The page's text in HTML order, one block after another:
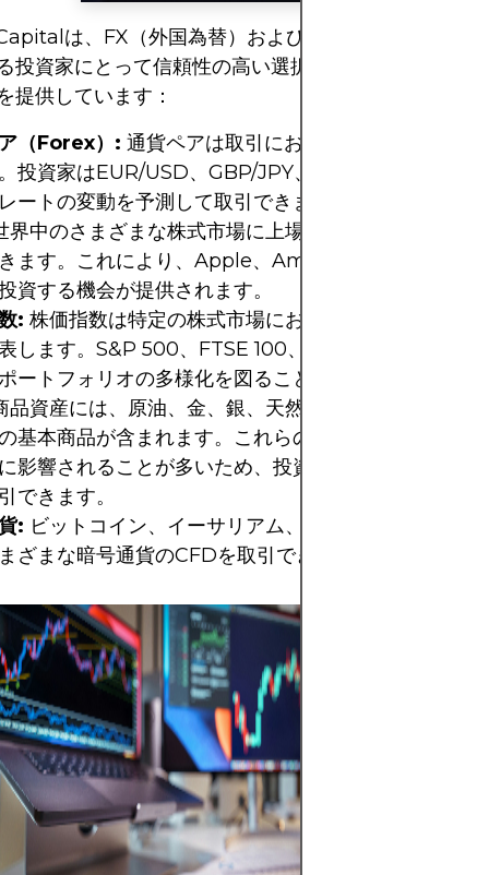
は、FX（外国為替）およびCFD（差金決済取引
投資家にとって信頼性の高い選択肢です。以下のよ
提供しています：
（Forex）: 通貨ペアは取引において最も人気のある
投資家はEUR/USD、GBP/JPY、USD/JPYなどの主
ートの変動を予測して取引できます。
界中のさまざまな株式市場に上場している企業の株式
ます。これにより、Apple、Amazon、Microsoftな
資する機会が提供されます。
: 株価指数は特定の株式市場における一群の株式のパ
します。S&P 500、FTSE 100、DAXなどの指数を
ートフォリオの多様化を図ることができます。
品資産には、原油、金、銀、天然ガス、トウモロコシ
基本商品が含まれます。これらの商品価格は経済お
影響されることが多いため、投資家はこれらの価格
できます。
: ビットコイン、イーサリアム、リップル、ライトコ
ざまな暗号通貨のCFDを取引できます。